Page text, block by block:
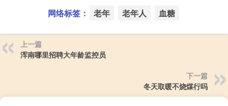
网络标签： 老年 老年人 血糖
上一篇
浑南哪里招聘大年龄监控员
下一篇
冬天取暖不烧煤行吗